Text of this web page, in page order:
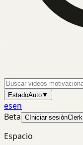
EstadoAuto▼
esen
Beta C Iniciar sesiónClerk
Espacio